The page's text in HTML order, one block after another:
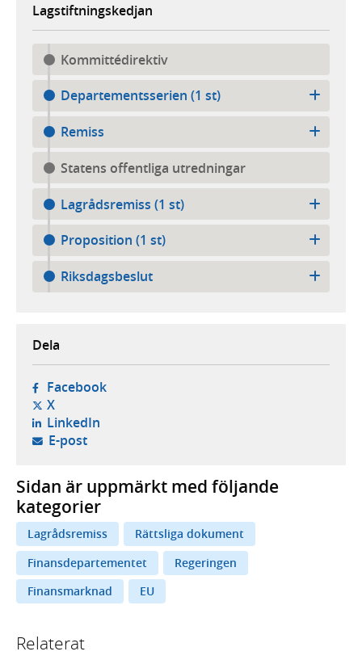
Lagstiftningskedjan
Kommittédirektiv
Departementsserien (1 st)
Remiss
Statens offentliga utredningar
Lagrådsremiss (1 st)
Proposition (1 st)
Riksdagsbeslut
Dela
Facebook- öppnas i ny flik, extern webbplats,
X- öppnas i ny flik, extern webbplats,
LinkedIn- öppnas i ny flik, extern webbplats,
E-post- öppnar din e-postklient,
Sidan är uppmärkt med följande
kategorier
Lagrådsremiss
Rättsliga dokument
Finansdepartementet
Regeringen
Finansmarknad
EU
Relaterat